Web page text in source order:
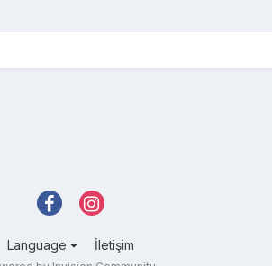
Language İletişim